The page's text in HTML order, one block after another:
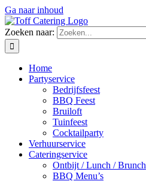
Ga naar inhoud
Zoeken naar:
Home
Partyservice
Bedrijfsfeest
BBQ Feest
Bruiloft
Tuinfeest
Cocktailparty
Verhuurservice
Cateringservice
Ontbijt / Lunch / Brunch
BBQ Menu’s